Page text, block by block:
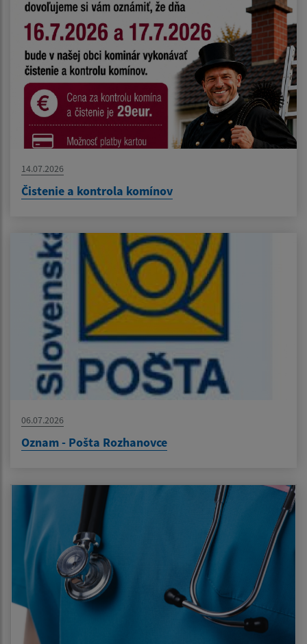
14.07.2026
Čistenie a kontrola komínov
06.07.2026
Oznam - Pošta Rozhanovce